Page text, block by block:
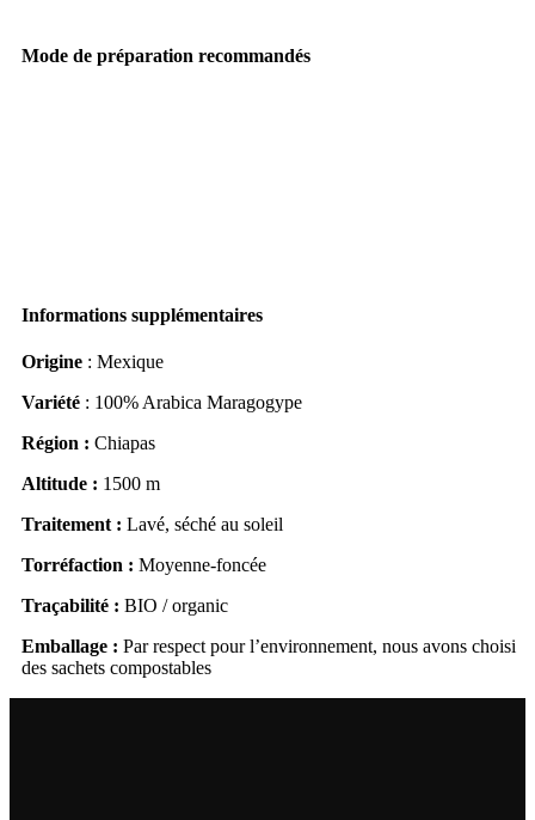
Mode de préparation recommandés
Informations supplémentaires
Origine : Mexique
Variété : 100% Arabica Maragogype
Région : Chiapas
Altitude : 1500 m
Traitement : Lavé, séché au soleil
Torréfaction : Moyenne-foncée
Traçabilité : BIO / organic
Emballage : Par respect pour l’environnement, nous avons choisi
des sachets compostables